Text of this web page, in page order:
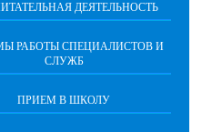
ДЕЯТЕЛЬНОСТЬ
РАБОТЫ СПЕЦИАЛИСТОВ И
СЛУЖБ
ПРИЕМ В ШКОЛУ